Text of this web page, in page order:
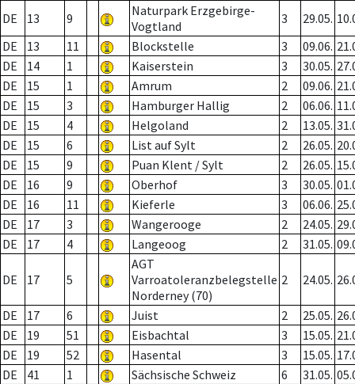
DE 13 9
Naturpark Erzgebirge-
Vogtland
3 29.05.
DE
13 11 Blockstelle 3 09.06.
DE
14 1 Kaiserstein 3 30.05.
DE
15 1 Amrum 2 09.06.
DE
15 3 Hamburger Hallig 2 06.06.
DE
15 4 Helgoland 2 13.05.
DE
15 6 List auf Sylt 2 26.05.
DE
15 9 Puan Klent / Sylt 2 26.05.
DE
16 9 Oberhof 3 30.05.
DE
16 11 Kieferle 3 06.06.
DE
17 3 Wangerooge 2 24.05.
DE
17 4 Langeoog 2 31.05.
DE 17 5
AGT
Varroatoleranzbelegstelle
Norderney (70)
2 24.05.
DE 17 6 Juist 2 25.05.
DE
19 51 Eisbachtal 3 15.05.
DE
19 52 Hasental 3 15.05.
DE
41 1 Sächsische Schweiz 6 31.05.